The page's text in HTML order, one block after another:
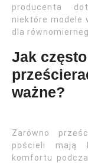
producenta
niektóre modele
dla
Jak
ważne?
Zarówno
pościeli mają
komfortu